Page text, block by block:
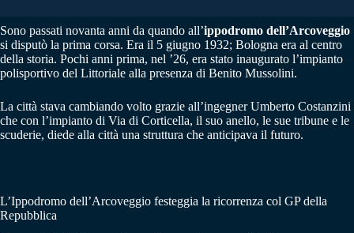
Sono passati novanta anni da quando all’ippodromo dell’Arcoveggio
si disputò la prima corsa. Era il 5 giugno 1932; Bologna era al centro
della storia. Pochi anni prima, nel ’26, era stato inaugurato l’impianto
polisportivo del Littoriale alla presenza di Benito Mussolini.
La città stava cambiando volto grazie all’ingegner Umberto Costanzini
che con l’impianto di Via di Corticella, il suo anello, le sue tribune e le
scuderie, diede alla città una struttura che anticipava il futuro.
L’Ippodromo dell’Arcoveggio festeggia la ricorrenza col GP della
Repubblica